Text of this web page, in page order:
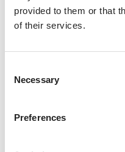
provided to them or that
of their services.
Selection
Necessary
Preferences
가 되어 혁신적인 유학 경험
연관된 프로그램